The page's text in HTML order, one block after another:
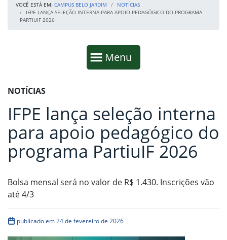
VOCÊ ESTÁ EM: CAMPUS BELO JARDIM
NOTÍCIAS
IFPE LANÇA SELEÇÃO INTERNA PARA APOIO PEDAGÓGICO DO PROGRAMA
PARTIUIF 2026
Mostrar
Menu
Fim da navegação
Início do conteúdo
NOTÍCIAS
IFPE lança seleção interna
para apoio pedagógico do
programa PartiuIF 2026
Bolsa mensal será no valor de R$ 1.430. Inscrições vão
até 4/3
publicado em 24 de fevereiro de 2026